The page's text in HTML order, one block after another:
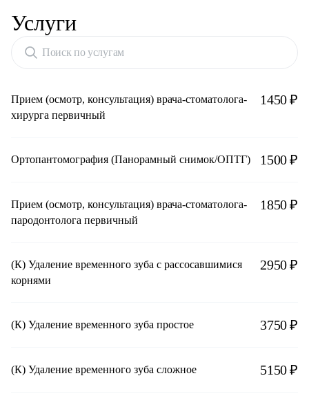
Услуги
Поиск по услугам
Прием (осмотр, консультация) врача-стоматолога-
хирурга первичный
1450 ₽
Ортопантомография (Панорамный снимок/ОПТГ) 1500 ₽
Прием (осмотр, консультация) врача-стоматолога-
пародонтолога первичный
1850 ₽
(К) Удаление временного зуба с рассосавшимися
корнями
2950 ₽
(К) Удаление временного зуба простое 3750 ₽
(К) Удаление временного зуба сложное 5150 ₽